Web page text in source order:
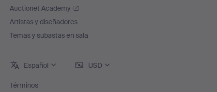
Auctionet Academy
Artistas y diseñadores
Temas y subastas en sala
Español USD
Términos